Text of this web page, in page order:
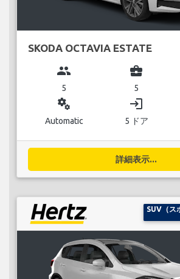
SKODA OCTAVIA ESTATE
group
5
business_center
5
miscellaneous_services
Automatic
login
5 ドア
詳細表示...
SUV（ス